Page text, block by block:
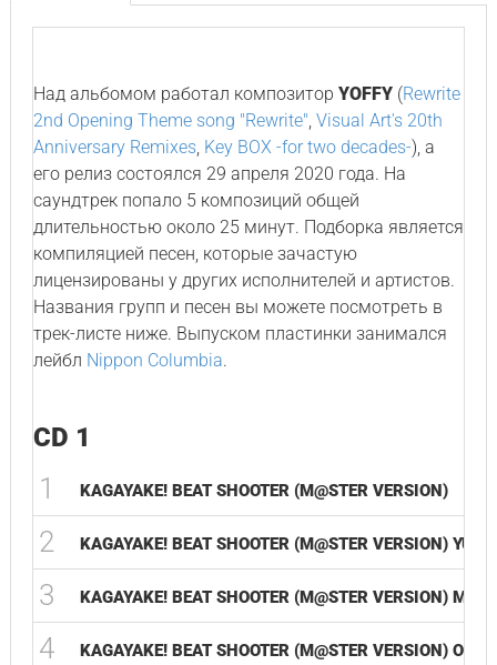
Над альбомом работал композитор YOFFY(Rewrite
2nd Opening Theme song "Rewrite", Visual Art's 20th
Anniversary Remixes, Key BOX -for two decades-), а
его релиз состоялся 29 апреля 2020 года. На
саундтрек попало 5 композиций общей
длительностью около 25 минут. Подборка является
компиляцией песен, которые зачастую
лицензированы у других исполнителей и артистов.
Названия групп и песен вы можете посмотреть в
трек-листе ниже. Выпуском пластинки занимался
лейбл Nippon Columbia.
CD 1
1 KAGAYAKE! BEAT SHOOTER (M@STER VERSION)
2 KAGAYAKE! BEAT SHOOTER (M@STER VERSION)
3 KAGAYAKE! BEAT SHOOTER (M@STER VERSION)
4 KAGAYAKE! BEAT SHOOTER (M@STER VERSION)